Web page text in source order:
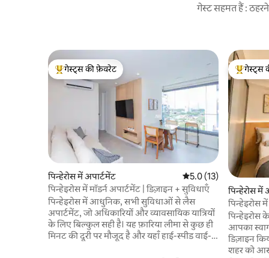
गेस्ट सहमत हैं :
गेस्ट्स का टॉप फ़ेवरेट
गेस्ट्स की फ़ेवरेट
पिन्हेरोस में अपार्टमेंट औसत रेटिंग 5 में से 5.0, 13
5.0 (13)
पिन्हेइरोस में मॉडर्न अपार्टमेंट | डिज़ाइन + सुविधाएँ
पिन्हेइरोस में आधुनिक, सभी सुविधाओं से लैस
अपार्टमेंट, जो अधिकारियों और व्यावसायिक यात्रियों
के लिए बिल्कुल सही है। यह फ़ारिया लीमा से कुछ ही
मिनट की दूरी पर मौजूद है और यहाँ हाई-स्पीड वाई-
गेस्ट्स का
गेस्ट्स
पिन्हेरोस में
पिन्हेइरोस
पिन्हेइरोस
आपका
डिज़ाइन
शहर को